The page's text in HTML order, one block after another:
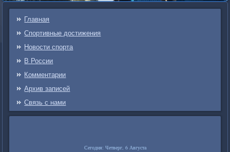
Главная
Спортивные достижения
Новости спорта
В России
Комментарии
Архив записей
Связь c нами
Сегодня: Четверг, 6 Августа